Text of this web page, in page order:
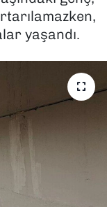
yaşandı.